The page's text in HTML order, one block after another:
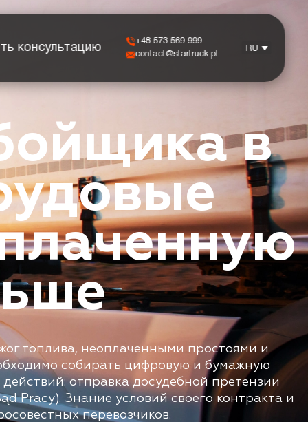
консультацию
+48 573 569 999
contact@startruck.pl
RU
в
топлива, неоплаченными простоями и
собирать цифровую и бумажную
отправка досудебной претензии
Pracy). Знание условий своего контракта и
перевозчиков.